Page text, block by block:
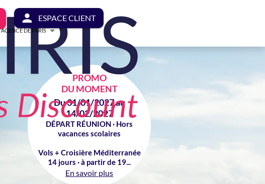
ESPACE CLIENT
AGENCE DE PARIS
PROMO
DU MOMENT
Du 31/01/2027 au
14/02/2027
DÉPART RÉUNION · Hors
vacances scolaires
Vols + Croisière Méditerranée
14 jours · à partir de 19...
En savoir plus